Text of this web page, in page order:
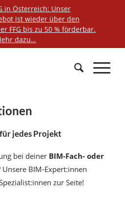
in Österreich: Unser
ist wieder über den
FFG bis zu 50 % förderbar.
dazu…
jedes Projekt
bei deiner BIM-Fach- oder
Unsere BIM-Expert:innen
zur Seite!